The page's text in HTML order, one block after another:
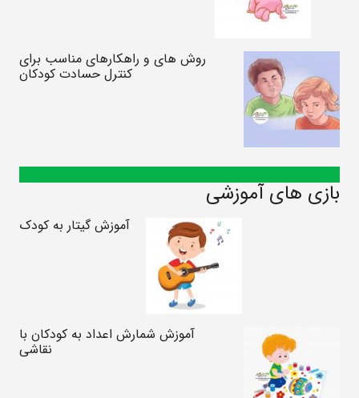
روش های و راهکارهای مناسب برای
کنترل حسادت کودکان
بازی های آموزشی
آموزش گیتار به کودک
آموزش شمارش اعداد به کودکان با
نقاشی